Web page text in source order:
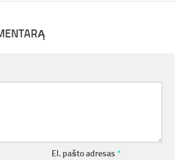
El. pašto adresas *